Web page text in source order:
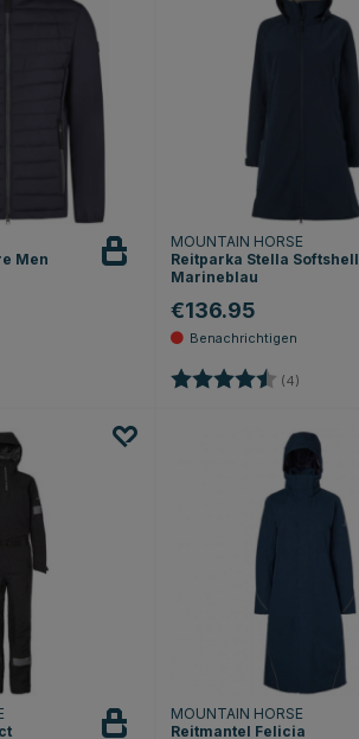
Men
MOUNTAIN HORSE
Reitparka Stella Softshell
Marineblau
€136.95
Bewertung: (4)
MOUNTAIN HORSE
Reitmantel Felicia